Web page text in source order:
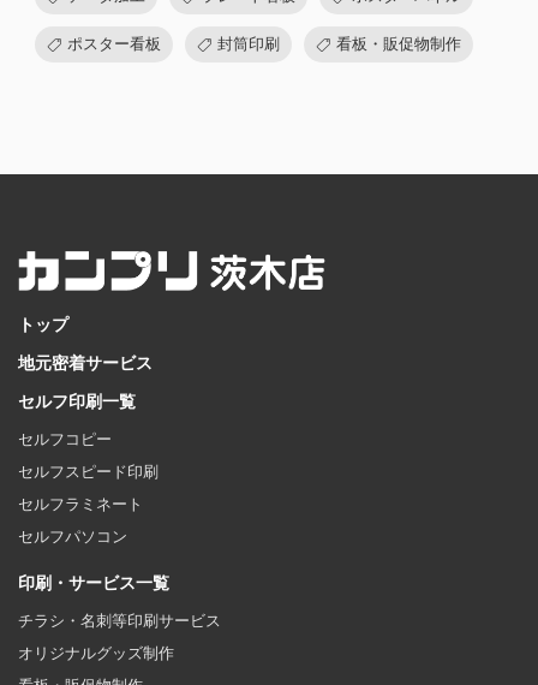
ポスター看板 封筒印刷 看板・販促物制作
トップ
地元密着サービス
セルフ印刷一覧
セルフコピー
セルフスピード印刷
セルフラミネート
セルフパソコン
印刷・サービス一覧
チラシ・名刺等印刷サービス
オリジナルグッズ制作